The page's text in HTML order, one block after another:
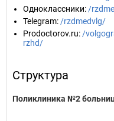
Одноклассники: /
Telegram: /rzdmedvlg/
Prodoctorov.ru: /
rzhd/
Структура
Поликлиника №2